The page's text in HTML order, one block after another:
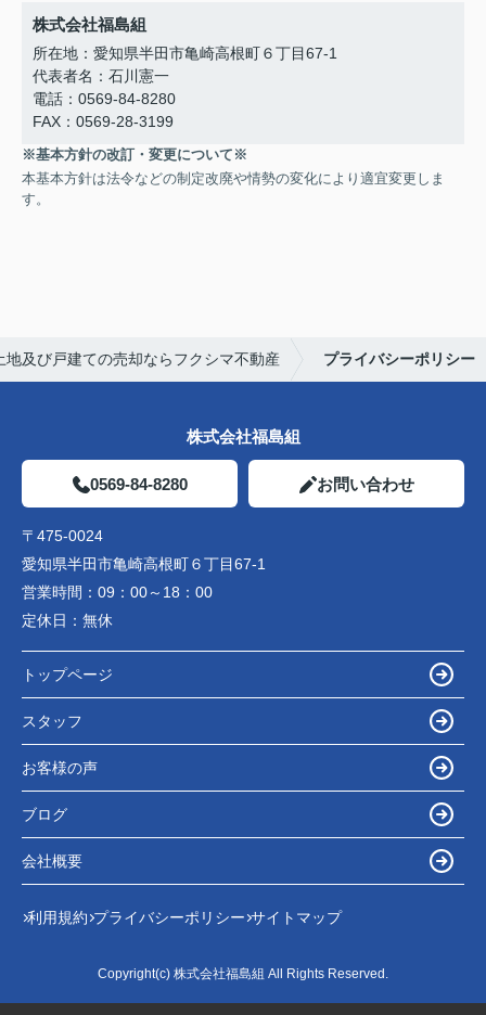
株式会社福島組
所在地：愛知県半田市亀崎高根町６丁目67-1
代表者名：石川憲一
電話：0569-84-8280
FAX：0569-28-3199
※基本方針の改訂・変更について※
本基本方針は法令などの制定改廃や情勢の変化により適宜変更しま
す。
及び戸建ての売却ならフクシマ不動産 プライバシーポリシー
株式会社福島組
0569-84-8280 お問い合わせ
〒475-0024
愛知県半田市亀崎高根町６丁目67-1
営業時間： 09：00～18：00
定休日： 無休
トップページ
スタッフ
お客様の声
ブログ
会社概要
利用規約 プライバシーポリシー サイトマップ
Copyright(c) 株式会社福島組 All Rights Reserved.